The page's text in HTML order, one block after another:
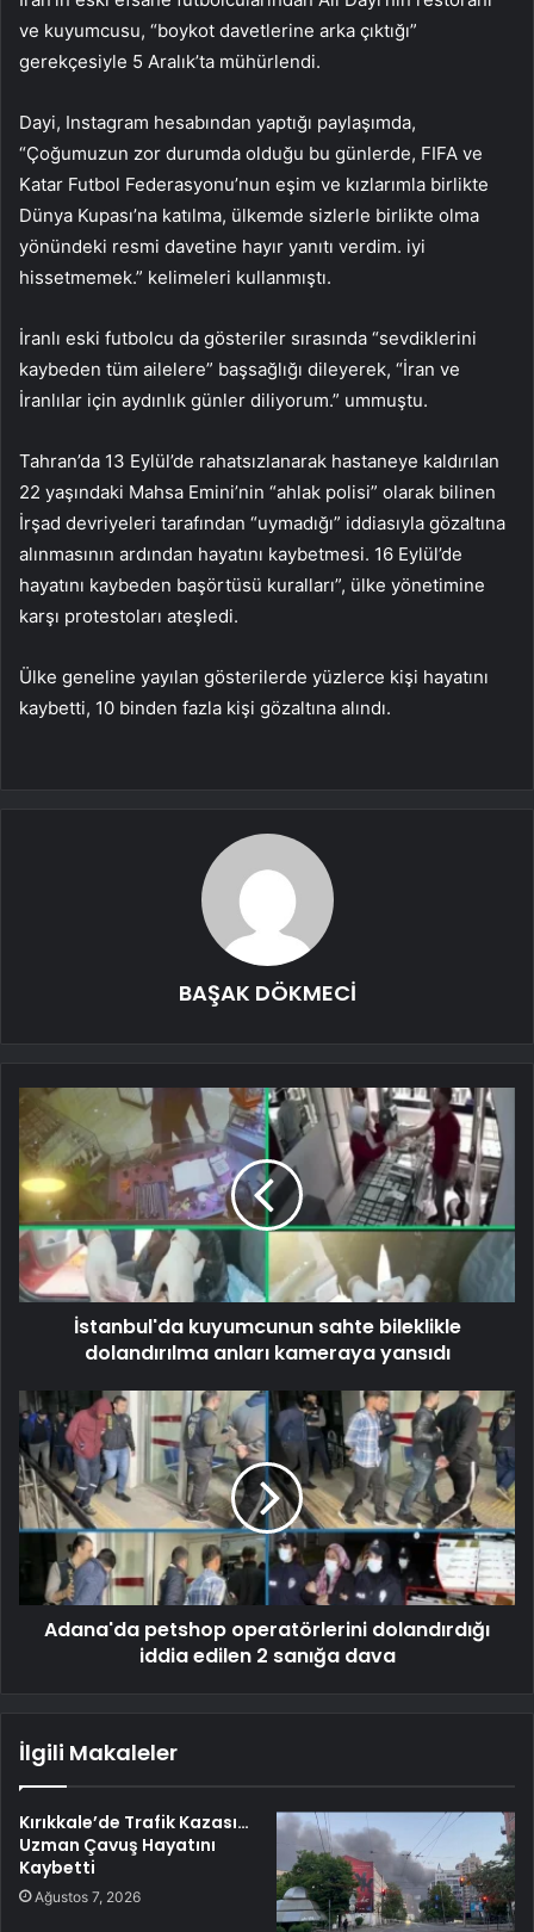
ve kuyumcusu, “boykot davetlerine arka çıktığı”
gerekçesiyle 5 Aralık’ta mühürlendi.
Dayi, Instagram hesabından yaptığı paylaşımda,
“Çoğumuzun zor durumda olduğu bu günlerde, FIFA ve
Katar Futbol Federasyonu’nun eşim ve kızlarımla birlikte
Dünya Kupası’na katılma, ülkemde sizlerle birlikte olma
yönündeki resmi davetine hayır yanıtı verdim. iyi
hissetmemek.” kelimeleri kullanmıştı.
İranlı eski futbolcu da gösteriler sırasında “sevdiklerini
kaybeden tüm ailelere” başsağlığı dileyerek, “İran ve
İranlılar için aydınlık günler diliyorum.” ummuştu.
Tahran’da 13 Eylül’de rahatsızlanarak hastaneye kaldırılan
22 yaşındaki Mahsa Emini’nin “ahlak polisi” olarak bilinen
İrşad devriyeleri tarafından “uymadığı” iddiasıyla gözaltına
alınmasının ardından hayatını kaybetmesi. 16 Eylül’de
hayatını kaybeden başörtüsü kuralları”, ülke yönetimine
karşı protestoları ateşledi.
Ülke geneline yayılan gösterilerde yüzlerce kişi hayatını
kaybetti, 10 binden fazla kişi gözaltına alındı.
BAŞAK DÖKMECİ
İstanbul'da kuyumcunun sahte bileklikle
dolandırılma anları kameraya yansıdı
Adana'da petshop operatörlerini dolandırdığı
iddia edilen 2 sanığa dava
İlgili Makaleler
Kırıkkale’de Trafik Kazası…
Uzman Çavuş Hayatını
Kaybetti
Ağustos 7, 2026